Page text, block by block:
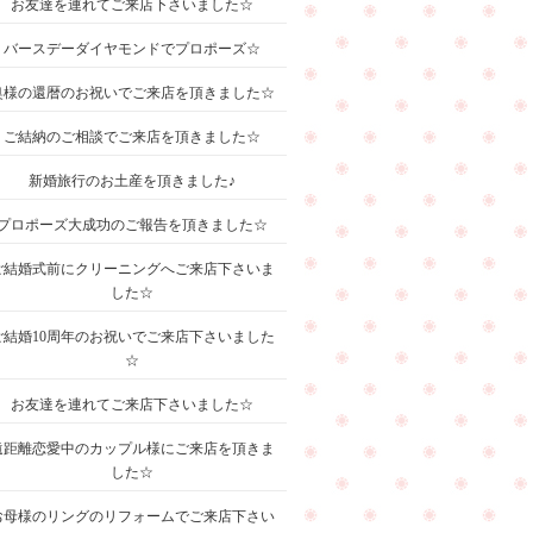
お友達を連れてご来店下さいました☆
バースデーダイヤモンドでプロポーズ☆
様の還暦のお祝いでご来店を頂きました☆
ご結納のご相談でご来店を頂きました☆
新婚旅行のお土産を頂きました♪
ロポーズ大成功のご報告を頂きました☆
結婚式前にクリーニングへご来店下さいま
した☆
結婚10周年のお祝いでご来店下さいました
☆
お友達を連れてご来店下さいました☆
距離恋愛中のカップル様にご来店を頂きま
した☆
母様のリングのリフォームでご来店下さい